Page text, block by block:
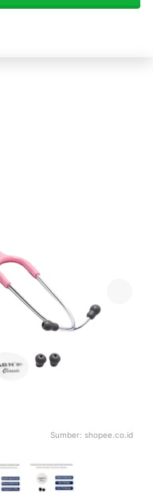
Sumber: shopee.co.id